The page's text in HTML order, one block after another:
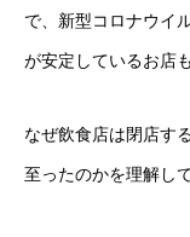
で、新型コロナウイ
が安定しているお店
なぜ飲食店は閉店す
至ったのかを理解し